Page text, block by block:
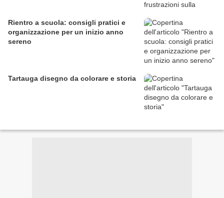
Rientro a scuola: consigli pratici e
organizzazione per un inizio anno
sereno
Tartauga disegno da colorare e storia